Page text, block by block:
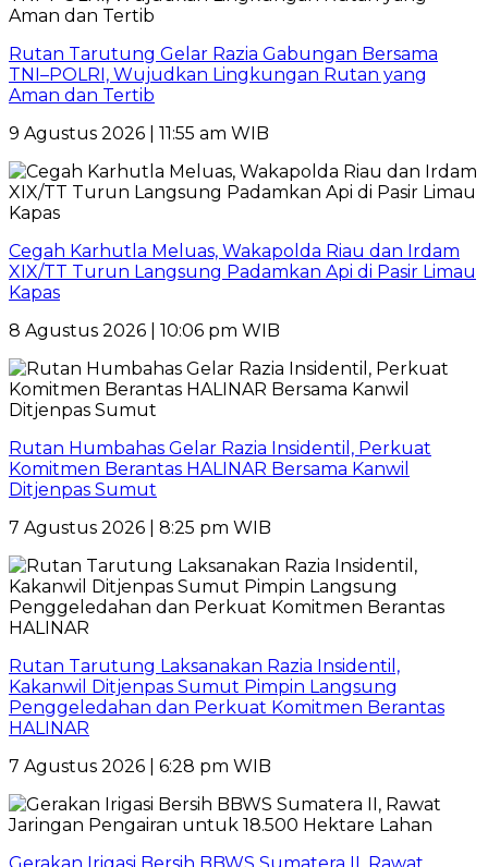
Rutan Tarutung Gelar Razia Gabungan Bersama
TNI–POLRI, Wujudkan Lingkungan Rutan yang
Aman dan Tertib
9 Agustus 2026 | 11:55 am WIB
Cegah Karhutla Meluas, Wakapolda Riau dan Irdam
XIX/TT Turun Langsung Padamkan Api di Pasir Limau
Kapas
8 Agustus 2026 | 10:06 pm WIB
Rutan Humbahas Gelar Razia Insidentil, Perkuat
Komitmen Berantas HALINAR Bersama Kanwil
Ditjenpas Sumut
7 Agustus 2026 | 8:25 pm WIB
Rutan Tarutung Laksanakan Razia Insidentil,
Kakanwil Ditjenpas Sumut Pimpin Langsung
Penggeledahan dan Perkuat Komitmen Berantas
HALINAR
7 Agustus 2026 | 6:28 pm WIB